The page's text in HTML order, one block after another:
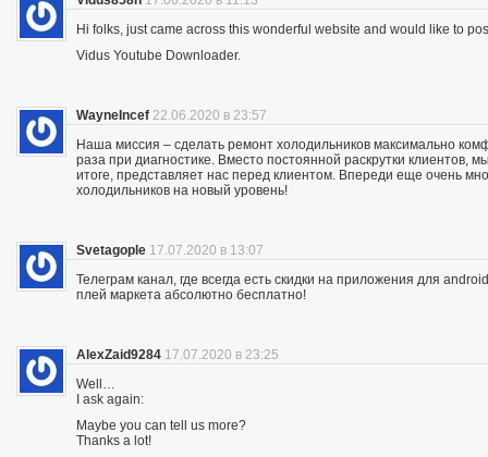
Hi folks, just came across this wonderful website and would like to
Vidus Youtube Downloader.
WayneIncef 22.06.2020 в 23:57
Наша миссия – сделать ремонт холодильников максимально
раза при диагностике. Вместо постоянной раскрутки клиентов,
итоге, представляет нас перед клиентом. Впереди еще очень
холодильников на новый уровень!
Svetagople 17.07.2020 в 13:07
Телеграм канал, где всегда есть скидки на приложения для
плей маркета абсолютно бесплатно!
AlexZaid9284 17.07.2020 в 23:25
Well…
I ask again:
Maybe you can tell us more?
Thanks a lot!